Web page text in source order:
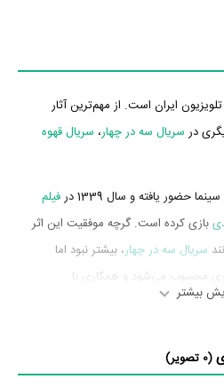
ایران است. از مهم‌ترین آثار
در سریال سه در چهار، سریال قهوه
حضور یافته و سال 1339 در
فیلم
بازی کرده است. گرچه موفقیت این اثر
سریال سه در چهار، بیشتر نبود اما
محسوب می‌شود و همکاری با
،شهین ،
جهانگیری در سال 1387 دوره‌ی پرتلاشی را در عرصه سینما و
بیشتر
(0 تصویر)